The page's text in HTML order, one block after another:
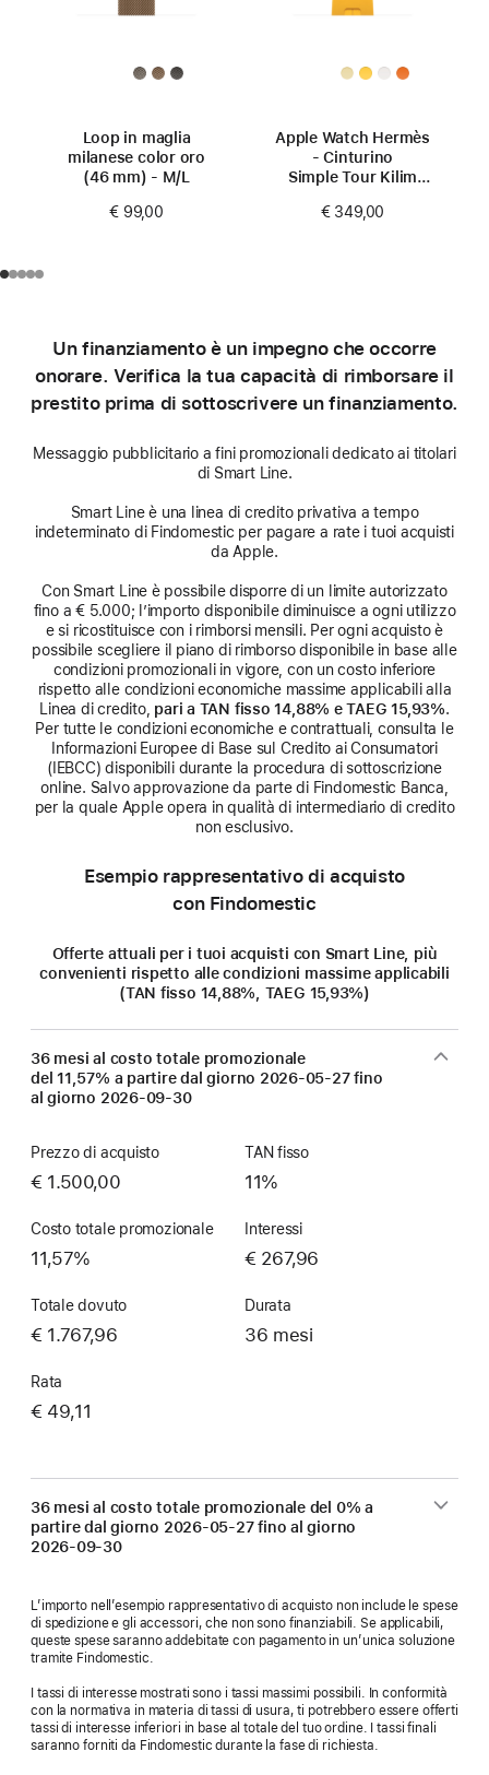
Loop in maglia
milanese color oro
(46 mm) - M/L
€ 99,00
Apple Watch Hermès
- Cinturino
Simple Tour Kilim
€ 349,00
Un finanziamento è un impegno che occorre
onorare. Verifica la tua capacità di rimborsare il
prestito prima di sottoscrivere un finanziamento.
Messaggio pubblicitario a fini promozionali dedicato ai titolari
di Smart Line.
Smart Line è una linea di credito privativa a tempo
indeterminato di Findomestic per pagare a rate i tuoi acquisti
da Apple.
Con Smart Line è possibile disporre di un limite autorizzato
fino a € 5.000; l’importo disponibile diminuisce a ogni utilizzo
e si ricostituisce con i rimborsi mensili. Per ogni acquisto è
possibile scegliere il piano di rimborso disponibile in base alle
condizioni promozionali in vigore, con un costo inferiore
rispetto alle condizioni economiche massime applicabili alla
Linea di credito, pari a TAN fisso 14,88% e TAEG 15,93%.
Per tutte le condizioni economiche e contrattuali, consulta le
Informazioni Europee di Base sul Credito ai Consumatori
(IEBCC) disponibili durante la procedura di sottoscrizione
online. Salvo approvazione da parte di Findomestic Banca,
per la quale Apple opera in qualità di intermediario di credito
non esclusivo.
Esempio rappresentativo di acquisto
con Findomestic
Offerte attuali per i tuoi acquisti con Smart Line, più
convenienti rispetto alle condizioni massime applicabili
(TAN fisso 14,88%, TAEG 15,93%)
36 mesi al costo totale promozionale
del 11,57% a partire dal giorno 2026-05-27fino
al giorno 2026-09-30
Prezzo di acquisto
€ 1.500,00
TAN fisso
11%
Costo totale promozionale
11,57%
Interessi
€ 267,96
Totale dovuto
€ 1.767,96
Durata
36 mesi
Rata
€ 49,11
36 mesi al costo totale promozionale del 0% a
partire dal giorno 2026-05-27fino al giorno
2026-09-30
L’importo nell’esempio rappresentativo di acquisto non include le spese
di spedizione e gli accessori, che non sono finanziabili. Se applicabili,
queste spese saranno addebitate con pagamento in un’unica soluzione
tramite Findomestic.
I tassi di interesse mostrati sono i tassi massimi possibili. In conformità
con la normativa in materia di tassi di usura, ti potrebbero essere offerti
tassi di interesse inferiori in base al totale del tuo ordine. I tassi finali
saranno forniti da Findomestic durante la fase di richiesta.